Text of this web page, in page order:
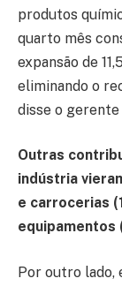
produtos
quarto mês
expansão de
eliminando o
disse o gerente
Outras
indústria
e carrocerias
equipamentos
Por outro lado,